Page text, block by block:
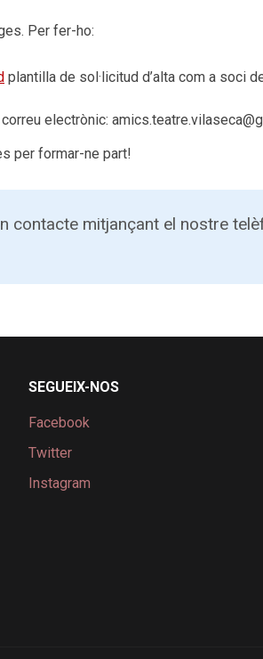
Per fer-ho:
plantilla de sol·licitud d’alta com a soci
electrònic:
per formar-ne part!
contacte mitjançant el nostre
SEGUEIX-NOS
Facebook
Twitter
Instagram